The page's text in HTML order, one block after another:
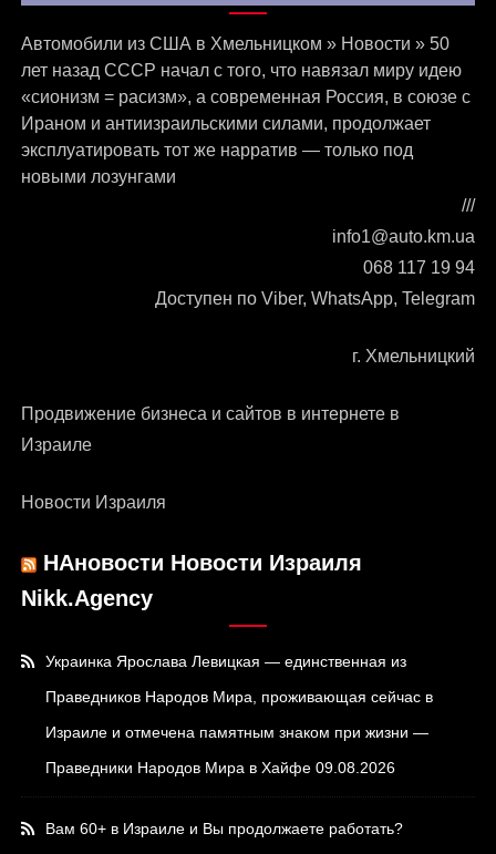
Автомобили из США в Хмельницком » Новости »50
лет назад СССР начал с того, что навязал миру идею
«сионизм = расизм», а современная Россия, в союзе с
Ираном и антиизраильскими силами, продолжает
эксплуатировать тот же нарратив — только под
новыми лозунгами
///
info1@auto.km.ua
068 117 19 94
Доступен по Viber, WhatsApp, Telegram
г. Хмельницкий
Продвижение бизнеса и сайтов в интернете в
Израиле
Новости Израиля
НАновости Новости Израиля
Nikk.Agency
Украинка Ярослава Левицкая — единственная из
Праведников Народов Мира, проживающая сейчас в
Израиле и отмечена памятным знаком при жизни —
Праведники Народов Мира в Хайфе 09.08.2026
Вам 60+ в Израиле и Вы продолжаете работать?